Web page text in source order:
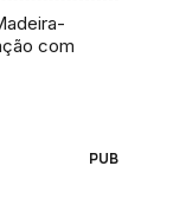
com
PUB